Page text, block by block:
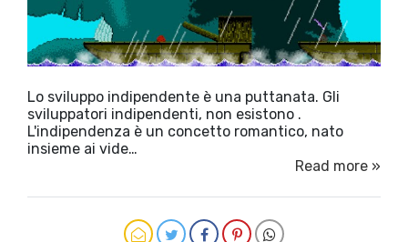
Lo sviluppo indipendente è una puttanata. Gli
sviluppatori indipendenti, non esistono .
L'indipendenza è un concetto romantico, nato
insieme ai vide…
Read more »